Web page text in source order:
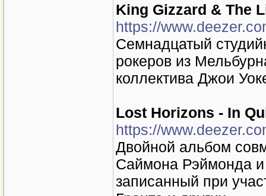
King Gizzard & The
https://
Семнадцатый
рокеров из
коллектива Джои
Lost Horizons - In
https://
Двойной альбом
Саймона Рэймонда
записанный при